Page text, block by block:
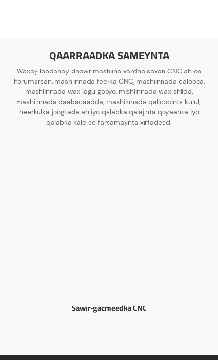
QAARRAADKA SAMEYNTA
Waxay leedahay dhowr mashiino xardho saxan CNC ah oo
horumarsan, mashiinnada feerka CNC, mashiinnada qalooca,
mashiinnada wax lagu gooyo, mishiinnada wax shiida,
mashiinnada daabacaadda, mashiinnada qalloocinta kulul,
heerkulka joogtada ah iyo qalabka qalajinta qoyaanka iyo
qalabka kale ee farsamaynta xirfadeed.
Sawir-gacmeedka CNC